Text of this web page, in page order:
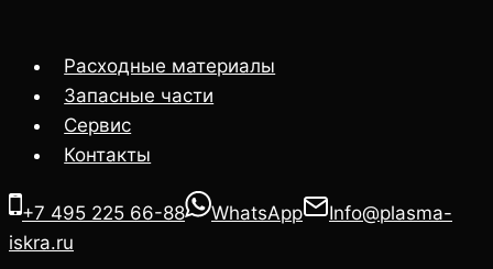
Расходные материалы
Запасные части
Сервис
Контакты
+7 495 225 66-88 WhatsApp
Info@plasma-
iskra.ru